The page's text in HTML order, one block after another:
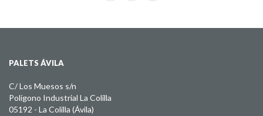
PALETS ÁVILA
C/ Los Muesos s/n
Polígono Industrial La Colilla
05192 - La Colilla (Ávila)